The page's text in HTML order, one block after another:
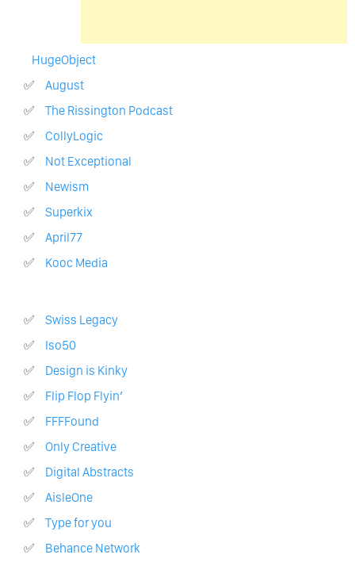
HugeObject
August
The Rissington Podcast
CollyLogic
Not Exceptional
Newism
Superkix
April77
Kooc Media
Swiss Legacy
iso50
Design is Kinky
Flip Flop Flyin’
FFFFound
Only Creative
Digital Abstracts
AisleOne
Type for you
Behance Network